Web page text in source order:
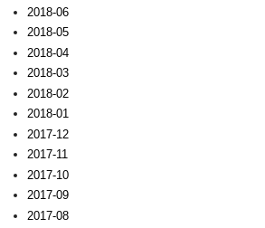
2018-06
2018-05
2018-04
2018-03
2018-02
2018-01
2017-12
2017-11
2017-10
2017-09
2017-08